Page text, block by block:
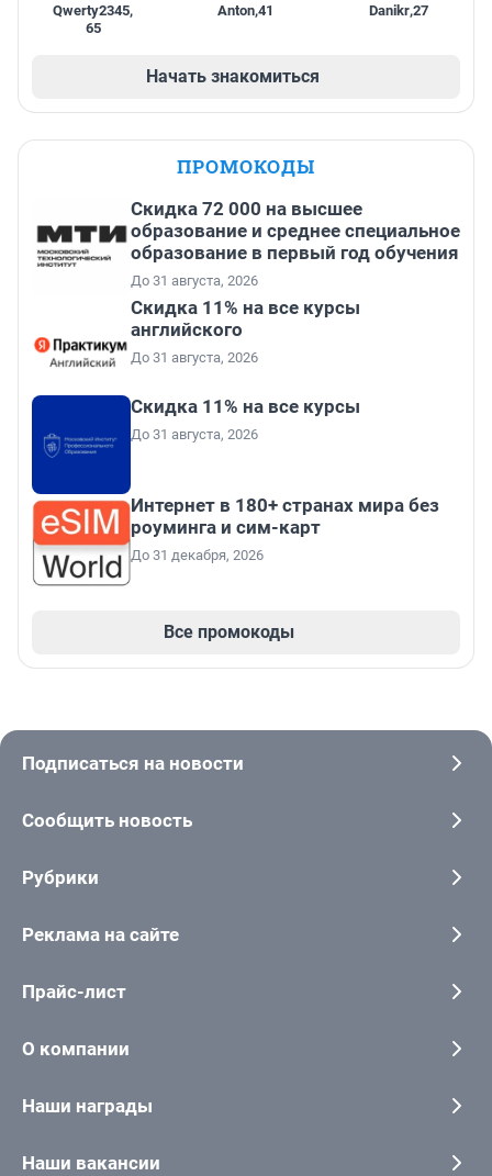
Qwerty2345,
65
Anton,41 Danikr,27
Начать знакомиться
ПРОМОКОДЫ
Скидка 72 000 на высшее
образование и среднее специальное
образование в первый год обучения
До 31 августа, 2026
Скидка 11% на все курсы
английского
До 31 августа, 2026
Скидка 11% на все курсы
До 31 августа, 2026
Интернет в 180+ странах мира без
роуминга и сим-карт
До 31 декабря, 2026
Все промокоды
Подписаться на новости
Сообщить новость
Рубрики
Реклама на сайте
Прайс-лист
О компании
Наши награды
Наши вакансии